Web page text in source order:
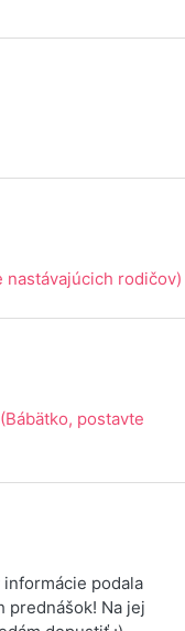
nastávajúcich rodičov)
(Bábätko, postavte
podala
prednášok! Na jej